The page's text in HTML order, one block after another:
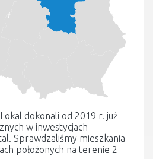
dokonali od 2019 r. już
w inwestycjach
Sprawdzaliśmy mieszkania
położonych na terenie 2